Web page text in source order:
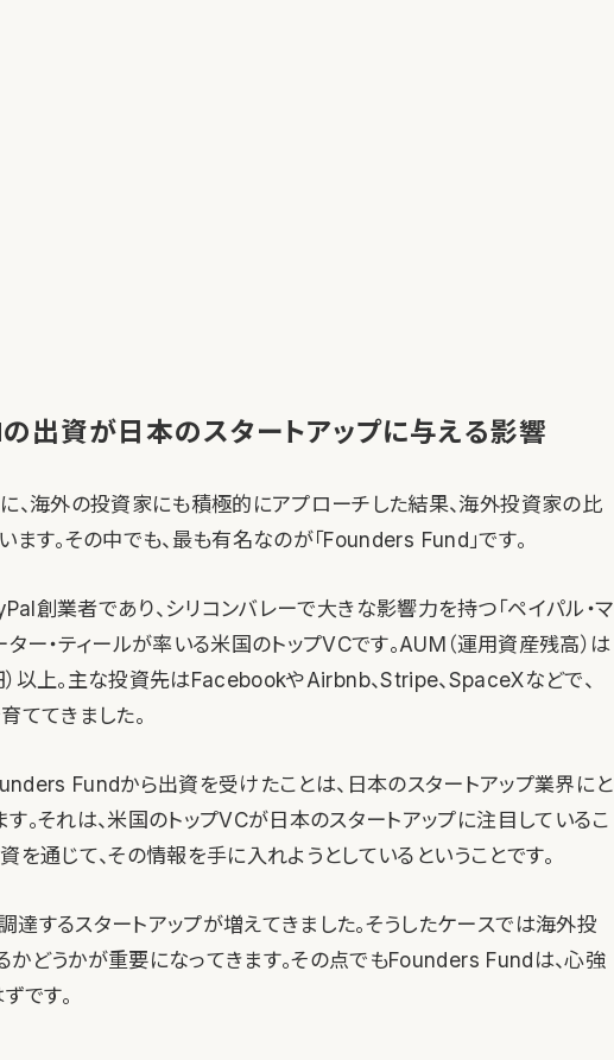
出資が日本のスタートアップに与える影響
、海外の投資家にも積極的にアプローチした結果、海外投資家の比
す。その中でも、最も有名なのが「Founders Fund」です。
創業者であり、シリコンバレーで大きな影響力を持つ「ペイパル・マ
ター・ティールが率いる米国のトップVCです。AUM（運用資産残高）は
以上。主な投資先はFacebookやAirbnb、Stripe、SpaceXなどで、
ててきました。
Fundから出資を受けたことは、日本のスタートアップ業界にと
。それは、米国のトップVCが日本のスタートアップに注目しているこ
を通じて、その情報を手に入れようとしているということです。
するスタートアップが増えてきました。そうしたケースでは海外投
かどうかが重要になってきます。その点でもFounders Fundは、心強
です。